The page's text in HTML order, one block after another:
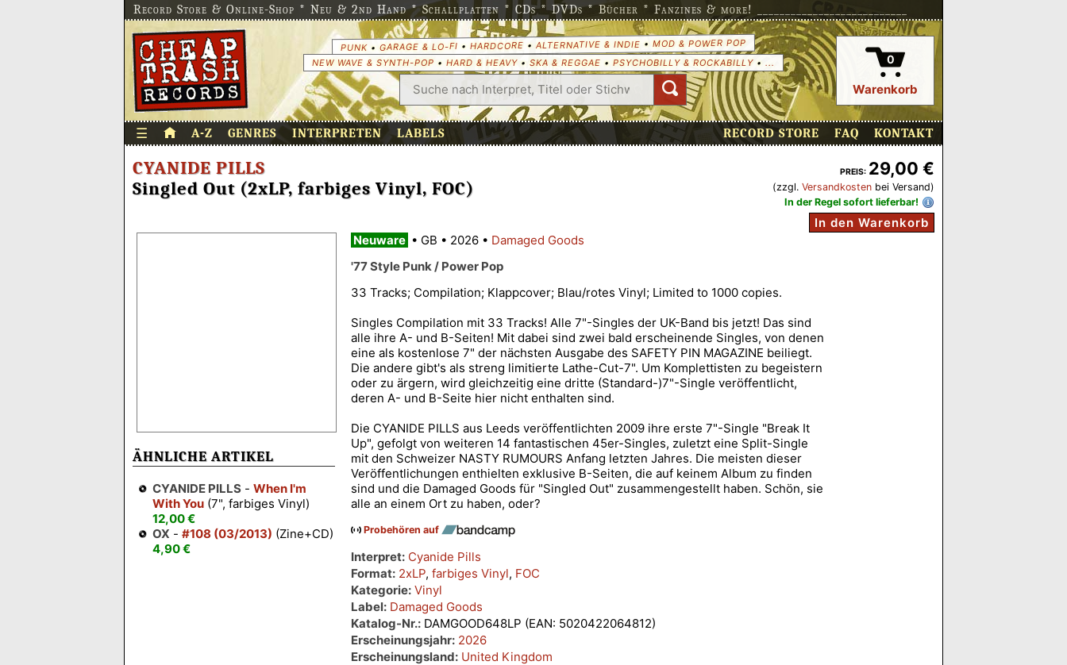
Record Store & Online-Shop * Neu & 2nd Hand * Schallplatten * CDs * DVDs * Bücher * Fanzines & more! ___________________________
PUNK• GARAGE & LO-FI • HARDCORE • ALTERNATIVE & INDIE • MOD & POWER POP
NEW WAVE & SYNTH-POP • HARD & HEAVY• SKA & REGGAE • PSYCHOBILLY & ROCKABILLY• ... 0
Warenkorb
☰ A-Z GENRES INTERPRETEN LABELS RECORD STORE FAQ KONTAKT
PREIS: 29,00 €
(zzgl. Versandkosten bei Versand)
In der Regel sofort lieferbar!
In den Warenkorb
CYANIDE PILLS
Singled Out (2xLP, farbiges Vinyl, FOC)
ÄHNLICHE ARTIKEL
CYANIDE PILLS - When I'm
With You (7", farbiges Vinyl)
12,00 €
OX - #108 (03/2013) (Zine+CD)
4,90 €
Neuware • GB • 2026 • Damaged Goods
'77 Style Punk / Power Pop
33 Tracks; Compilation; Klappcover; Blau/rotes Vinyl; Limited to 1000 copies.
Singles Compilation mit 33 Tracks! Alle 7"-Singles der UK-Band bis jetzt! Das sind
alle ihre A- und B-Seiten! Mit dabei sind zwei bald erscheinende Singles, von denen
eine als kostenlose 7" der nächsten Ausgabe des SAFETY PIN MAGAZINE beiliegt.
Die andere gibt's als streng limitierte Lathe-Cut-7". Um Komplettisten zu begeistern
oder zu ärgern, wird gleichzeitig eine dritte (Standard-)7"-Single veröffentlicht,
deren A- und B-Seite hier nicht enthalten sind.
Die CYANIDE PILLS aus Leeds veröffentlichten 2009 ihre erste 7"-Single "Break It
Up", gefolgt von weiteren 14 fantastischen 45er-Singles, zuletzt eine Split-Single
mit den Schweizer NASTY RUMOURS Anfang letzten Jahres. Die meisten dieser
Veröffentlichungen enthielten exklusive B-Seiten, die auf keinem Album zu finden
sind und die Damaged Goods für "Singled Out" zusammengestellt haben. Schön, sie
alle an einem Ort zu haben, oder?
Probehören auf
Interpret: Cyanide Pills
Format: 2xLP, farbiges Vinyl, FOC
Kategorie: Vinyl
Label: Damaged Goods
Katalog-Nr.: DAMGOOD648LP (EAN: 5020422064812)
Erscheinungsjahr: 2026
Erscheinungsland: United Kingdom